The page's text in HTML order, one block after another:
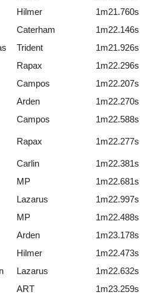
Hilmer
1m21.760s
Caterham
1m22.146s
Trident
1m21.926s
Rapax
1m22.296s
Campos
1m22.207s
Arden
1m22.270s
Campos 1m22.588s
Rapax 1m22.277s
Carlin
1m22.381s
MP
1m22.681s
Lazarus
1m22.997s
MP
1m22.488s
Arden
1m23.178s
Hilmer
1m22.473s
Lazarus
1m22.632s
ART
1m23.259s